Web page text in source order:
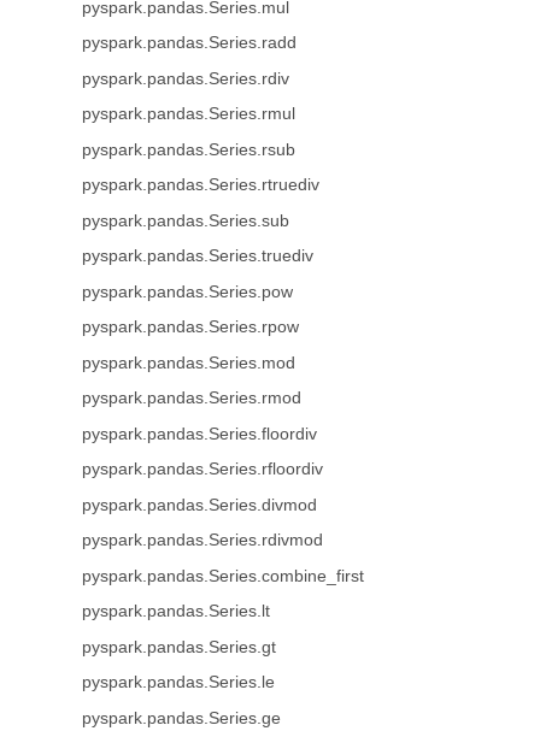
pyspark.pandas.Series.mul
pyspark.pandas.Series.radd
pyspark.pandas.Series.rdiv
pyspark.pandas.Series.rmul
pyspark.pandas.Series.rsub
pyspark.pandas.Series.rtruediv
pyspark.pandas.Series.sub
pyspark.pandas.Series.truediv
pyspark.pandas.Series.pow
pyspark.pandas.Series.rpow
pyspark.pandas.Series.mod
pyspark.pandas.Series.rmod
pyspark.pandas.Series.floordiv
pyspark.pandas.Series.rfloordiv
pyspark.pandas.Series.divmod
pyspark.pandas.Series.rdivmod
pyspark.pandas.Series.combine_first
pyspark.pandas.Series.lt
pyspark.pandas.Series.gt
pyspark.pandas.Series.le
pyspark.pandas.Series.ge